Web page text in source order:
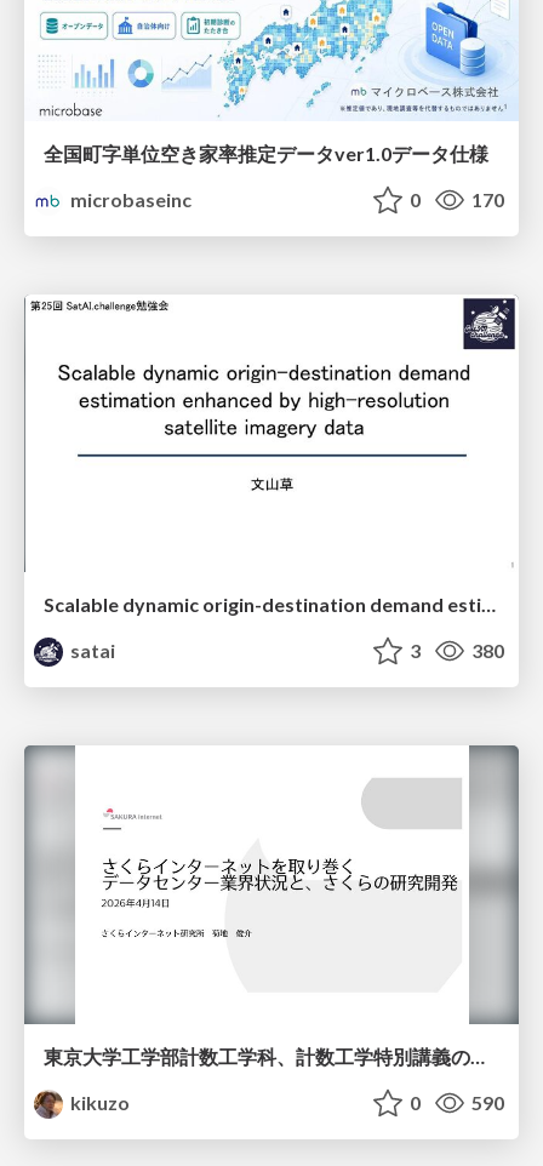
全国町字単位空き家率推定データver1.0データ仕様
microbaseinc
0 170
Scalable dynamic origin-destination demand estimation enhanced by high-resolution satellite imagery data
satai
3 380
kikuzo
0 590